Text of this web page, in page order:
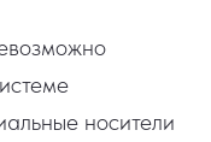
носители